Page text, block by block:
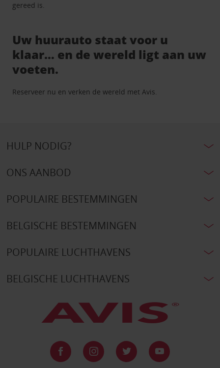
gereed is.
Uw huurauto staat voor u
klaar… en de wereld ligt aan uw
voeten.
Reserveer nu en verken de wereld met Avis.
HULP NODIG?
ONS AANBOD
POPULAIRE BESTEMMINGEN
BELGISCHE BESTEMMINGEN
POPULAIRE LUCHTHAVENS
BELGISCHE LUCHTHAVENS